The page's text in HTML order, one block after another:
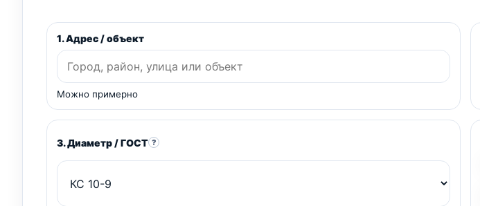
1. Адрес / объект
Можно примерно
3. Диаметр / ГОСТ ?